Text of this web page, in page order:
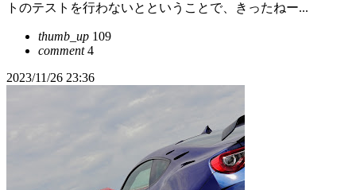
トのテストを行わないとということで、きったねー...
thumb_up 109
comment4
2023/11/26 23:36